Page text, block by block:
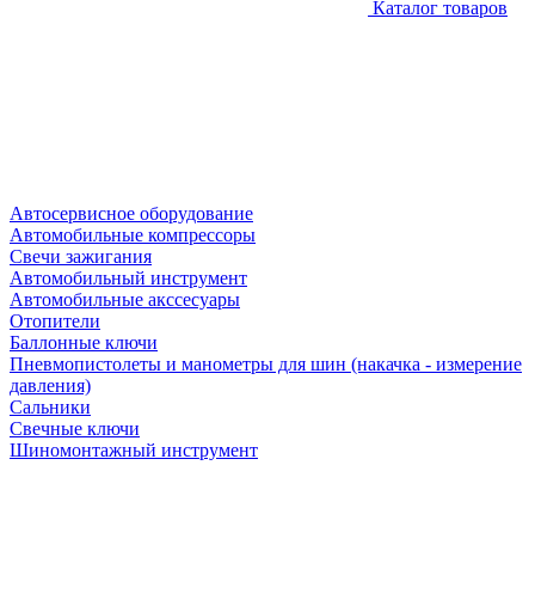
Каталог товаров
Автосервисное оборудование
Автомобильные компрессоры
Свечи зажигания
Автомобильный инструмент
Автомобильные акссесуары
Отопители
Баллонные ключи
Пневмопистолеты и манометры для шин (накачка - измерение
давления)
Сальники
Свечные ключи
Шиномонтажный инструмент